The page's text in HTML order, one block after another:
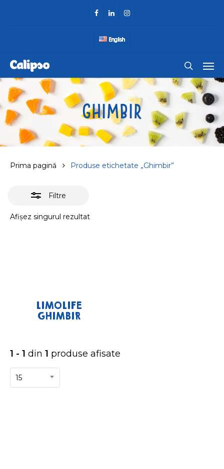
facebooklinkedininstagram
English
search
Ghimbir
Prima pagină Produse etichetate „Ghimbir”
Filtre
Afișez singurul rezultat
LIMOLIFE
GHIMBIR
1 - 1 din 1 produse afisate
15